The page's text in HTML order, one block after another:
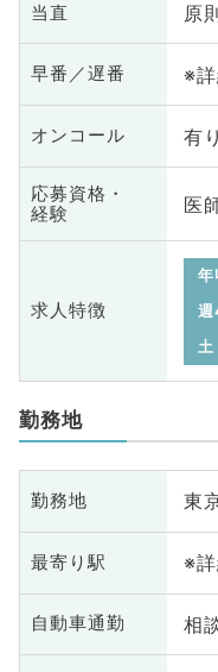
当直 原
早番／遅番 ※
オンコール 有り
応募資格・
経験
医
求人特徴
年
週
勤務地
勤務地 東
最寄り駅 ※
自動車通勤 相